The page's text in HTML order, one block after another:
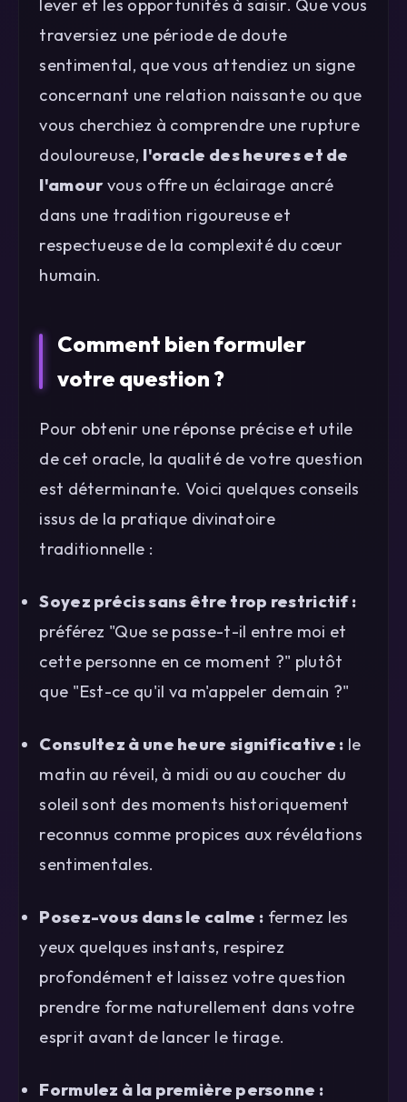
lever et les opportunités à saisir. Que vous
traversiez une période de doute
sentimental, que vous attendiez un signe
concernant une relation naissante ou que
vous cherchiez à comprendre une rupture
douloureuse, l'oracle des heures et de
l'amourvous offre un éclairage ancré
dans une tradition rigoureuse et
respectueuse de la complexité du cœur
humain.
Comment bien formuler
votre question ?
Pour obtenir une réponse précise et utile
de cet oracle, la qualité de votre question
est déterminante. Voici quelques conseils
issus de la pratique divinatoire
traditionnelle :
Soyez précis sans être trop restrictif :
préférez "Que se passe-t-il entre moi et
cette personne en ce moment ?" plutôt
que "Est-ce qu'il va m'appeler demain ?"
Consultez à une heure significative : le
matin au réveil, à midi ou au coucher du
soleil sont des moments historiquement
reconnus comme propices aux révélations
sentimentales.
Posez-vous dans le calme : fermez les
yeux quelques instants, respirez
profondément et laissez votre question
prendre forme naturellement dans votre
esprit avant de lancer le tirage.
Formulez à la première personne :